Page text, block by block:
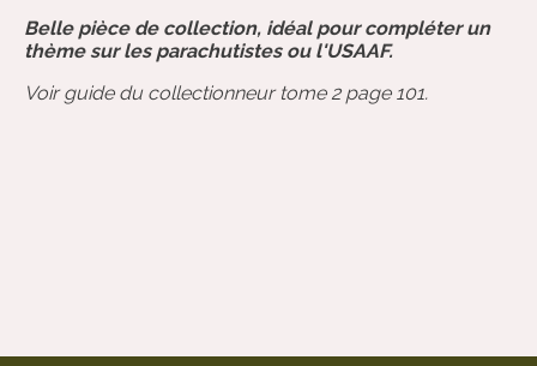
Belle pièce de collection, idéal pour compléter un
thème sur les parachutistes ou l'USAAF.
Voir guide du collectionneur tome 2 page 101.